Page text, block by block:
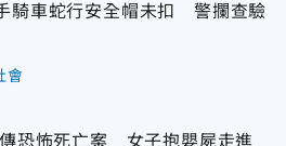
騎車蛇行安全帽未扣 警攔查驗
會
恐怖死亡案 女子抱嬰屍走進